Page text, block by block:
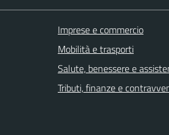
Imprese e commercio
Mobilità e trasporti
Salute, benessere e
Tributi, finanze e